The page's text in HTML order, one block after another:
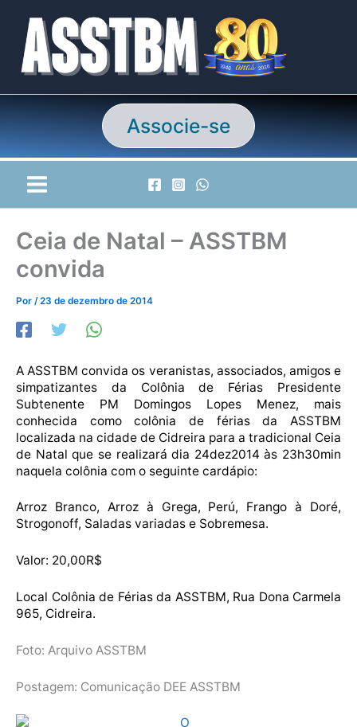
conteúdo
Associe-se
Ceia de Natal – ASSTBM
convida
Por /23 de dezembro de 2014
A ASSTBM convida os veranistas, associados, amigos e
simpatizantes da Colônia de Férias Presidente
Subtenente PM Domingos Lopes Menez, mais
conhecida como colônia de férias da ASSTBM
localizada na cidade de Cidreira para a tradicional Ceia
de Natal que se realizará dia 24dez2014 às 23h30min
naquela colônia com o seguinte cardápio:
Arroz Branco, Arroz à Grega, Perú, Frango à Doré,
Strogonoff, Saladas variadas e Sobremesa.
Valor: 20,00R$
Local Colônia de Férias da ASSTBM, Rua Dona Carmela
965, Cidreira.
Foto: Arquivo ASSTBM
Postagem: Comunicação DEE ASSTBM